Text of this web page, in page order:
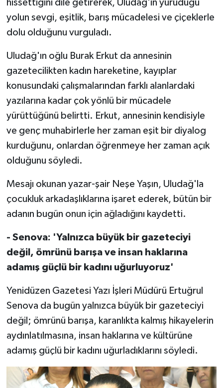
hissettiğini dile getirerek, Uludağ'ın yürüdüğü
yolun sevgi, eşitlik, barış mücadelesi ve çiçeklerle
dolu olduğunu vurguladı.
Uludağ'ın oğlu Burak Erkut da annesinin
gazetecilikten kadın hareketine, kayıplar
konusundaki çalışmalarından farklı alanlardaki
yazılarına kadar çok yönlü bir mücadele
yürüttüğünü belirtti. Erkut, annesinin kendisiyle
ve genç muhabirlerle her zaman eşit bir diyalog
kurduğunu, onlardan öğrenmeye her zaman açık
olduğunu söyledi.
Mesajı okunan yazar-şair Neşe Yaşın, Uludağ'la
çocukluk arkadaşlıklarına işaret ederek, bütün bir
adanın bugün onun için ağladığını kaydetti.
- Senova: 'Yalnızca büyük bir gazeteciyi
değil, ömrünü barışa ve insan haklarına
adamış güçlü bir kadını uğurluyoruz'
Yenidüzen Gazetesi Yazı İşleri Müdürü Ertuğrul
Senova da bugün yalnızca büyük bir gazeteciyi
değil; ömrünü barışa, karanlıkta kalmış hikayelerin
aydınlatılmasına, insan haklarına ve kültürüne
adamış güçlü bir kadını uğurladıklarını söyledi.
TEKNOLOJİ
YAŞAM